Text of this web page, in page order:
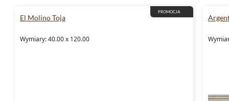
PROMOCJA
El Molino Toja
Wymiary: 40.00 x 120.00